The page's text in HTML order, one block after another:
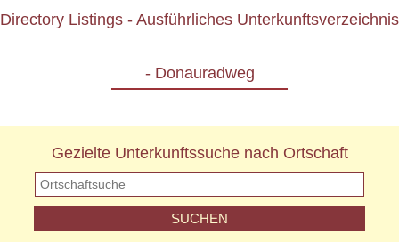
Directory Listings - Ausführliches Unterkunftsverzeichnis
- Donauradweg
Gezielte Unterkunftssuche nach Ortschaft